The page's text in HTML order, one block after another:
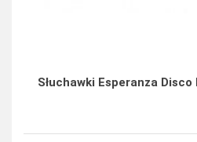
Słuchawki Esperanza